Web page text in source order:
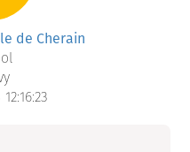
de Cherain